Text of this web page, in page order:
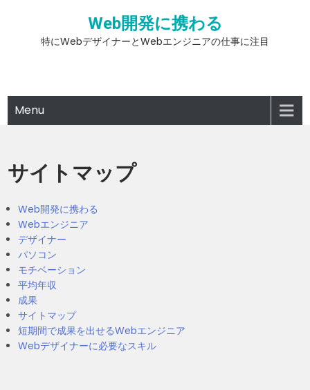
Web開発に携わる
特にWebデザイナーとWebエンジニアの仕事に注目
Menu
サイトマップ
Web開発に携わる
Webエンジニア
デザイナー
パソコン
モチベーション
平均年収
成果
サイトマップ
短期間で成果を出せるWebエンジニア
Webデザイナーに必要なスキル